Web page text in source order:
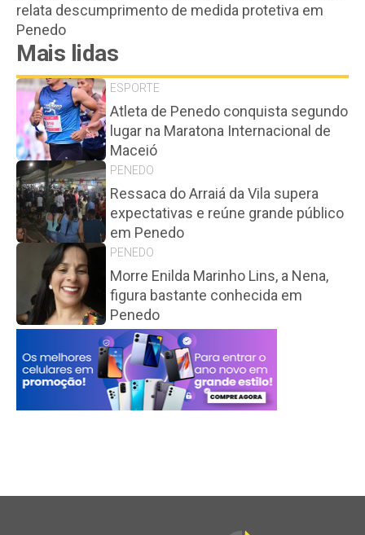
relata descumprimento de medida protetiva em
Penedo
Mais lidas
ESPORTE
Atleta de Penedo conquista segundo
lugar na Maratona Internacional de
Maceió
PENEDO
Ressaca do Arraiá da Vila supera
expectativas e reúne grande público
em Penedo
PENEDO
Morre Enilda Marinho Lins, a Nena,
figura bastante conhecida em
Penedo